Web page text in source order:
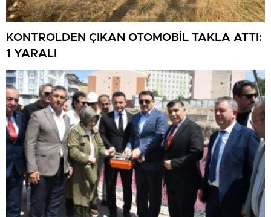
KONTROLDEN ÇIKAN OTOMOBİL TAKLA ATTI:
1 YARALI